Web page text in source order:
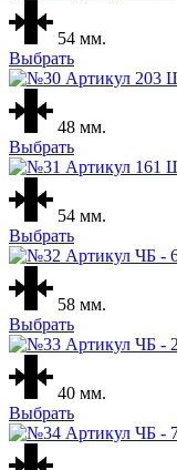
54 мм.
Выбрать
48 мм.
Выбрать
54 мм.
Выбрать
58 мм.
Выбрать
40 мм.
Выбрать